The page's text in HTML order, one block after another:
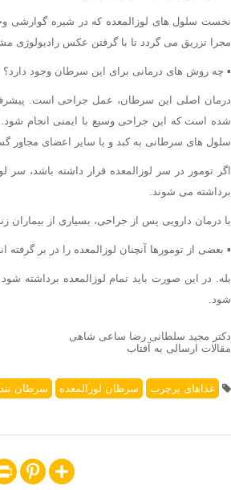
نخست سلول های لوزالمعده که در شیره گوارشی
مجرا تزریق می گردد تا با گرفتن عکس رادیولوژی
▪ چه روش های درمانی برای این سرطان وجود دارد؟
درمان اصلی این سرطان، عمل جراحی است.
شده است که این جراحی وسیع با ایمنی انجام شود.
سلول های سرطانی به کبد و یا سایر اعضای مجاور
اگر تومور در سر لوزالمعده قرار داشته باشد،
برداشته می شوند.
با درمان دارویی پس از جراحی، بسیاری از بیماران
▪ بعضی از تومورها آنچنان لوزالمعده را در بر
بله. در این صورت باید تمام لوزالمعده برداشته
شود.
دکتر مجید سلطانی رضا ساعی شاهی
مقالات ارسالی به آفتاب
غذاهای پرچرب سرطان لوزالمعده سرطان
Share
Pinterest